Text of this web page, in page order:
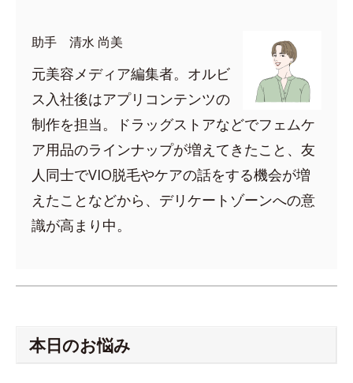
助手 清水 尚美
元美容メディア編集者。オルビ
ス入社後はアプリコンテンツの
制作を担当。ドラッグストアなどでフェムケ
ア用品のラインナップが増えてきたこと、友
人同士でVIO脱毛やケアの話をする機会が増
えたことなどから、デリケートゾーンへの意
識が高まり中。
本日のお悩み